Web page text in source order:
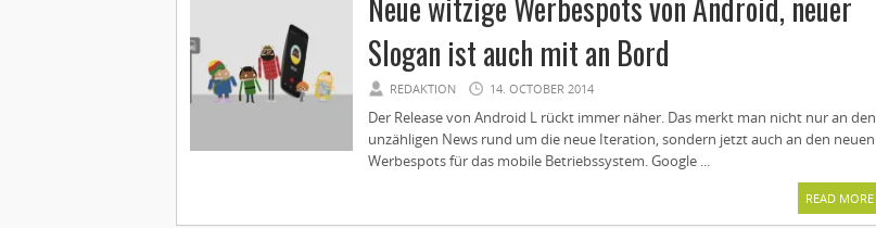
Slogan ist auch mit an Bord
REDAKTION 14. OCTOBER 2014
Der Release von Android L rückt immer näher. Das merkt man nicht nur an den
unzähligen News rund um die neue Iteration, sondern jetzt auch an den neuen
Werbespots für das mobile Betriebssystem. Google ...
READ MORE